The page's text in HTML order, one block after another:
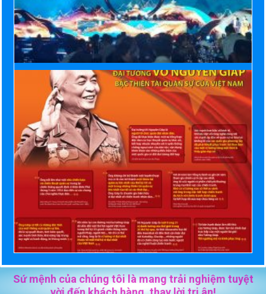
Sứ mệnh của chúng tôi là mang trải nghiệm tuyệt